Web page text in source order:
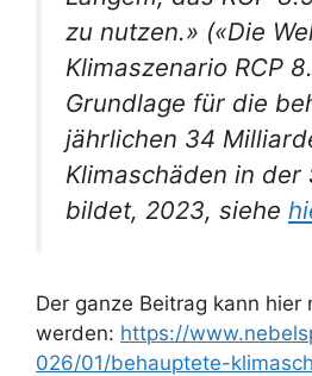
zu nutzen.» («Die
Klimaszenario RCP
Grundlage für die
jährlichen 34
Klimaschäden in der
bildet, 2023, siehe
Der ganze Beitrag kann hier
werden: https://
026/01/behauptete-